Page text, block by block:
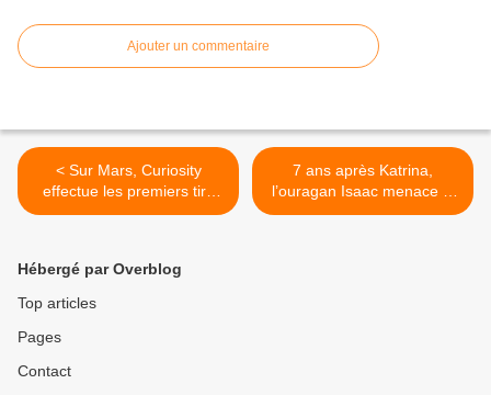
Ajouter un commentaire
< Sur Mars, Curiosity
effectue les premiers tirs
laser de l’instrument
7 ans après Katrina,
l’ouragan Isaac menace la
Nouvelle-Orléans >
Hébergé par Overblog
Top articles
Pages
Contact